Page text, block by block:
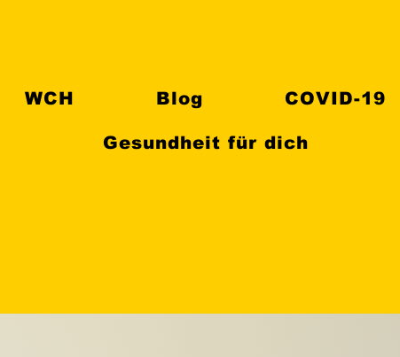
WCH Blog COVID-19
Gesundheit für dich